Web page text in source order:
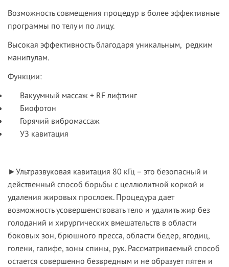
Возможность совмещения процедур в более эффективные
программы по телу и по лицу.
Высокая эффективность благодаря уникальным, редким
манипулам.
Функции:
Вакуумный массаж + RF лифтинг
Биофотон
Горячий вибромассаж
УЗ кавитация
►Ультразвуковая кавитация 80 кГц – это безопасный и
действенный способ борьбы с целлюлитной коркой и
удаления жировых прослоек. Процедура дает
возможность усовершенствовать тело и удалить жир без
голоданий и хирургических вмешательств в области
боковых зон, брюшного пресса, области бедер, ягодиц,
голени, галифе, зоны спины, рук. Рассматриваемый способ
остается совершенно безвредным и не образует пятен и